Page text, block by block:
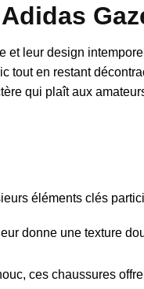
et leur design
tout en restant
qui plaît aux
éléments clés
donne une texture
ces chaussures